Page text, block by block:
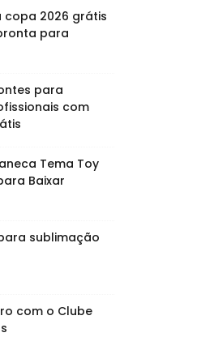
copa 2026 grátis
para
para
com
Tema Toy
Baixar
sublimação
com o Clube